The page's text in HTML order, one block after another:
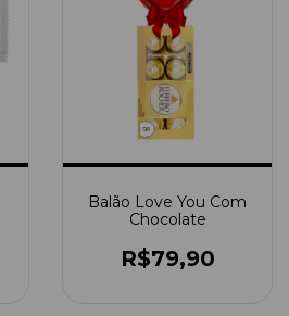
Balão Love You Com
Chocolate
R$79,90